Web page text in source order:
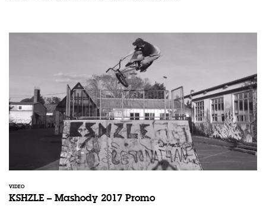
VIDEO
KSHZLE – Mashody 2017 Promo